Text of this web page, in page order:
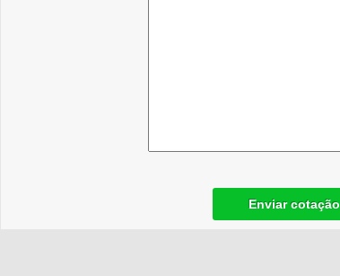
Enviar cotação